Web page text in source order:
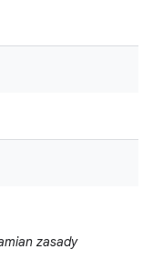
zasady